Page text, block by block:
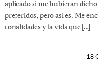
aplicado si me hubieran
preferidos, pero así es. Me
tonalidades y la vida que […]
18